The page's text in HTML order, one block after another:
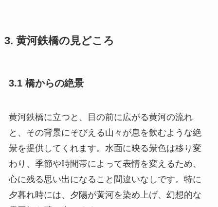
3. 黄河鉄橋の見どころ
3.1 橋からの絶景
黄河鉄橋に立つと、目の前に広がる黄河の流れ
と、その背景にそびえる山々が息を飲むような絶
景を提供してくれます。水面に映る景色は移り変
わり、季節や時間帯によって表情を変えるため、
心に残る思い出になること間違いなしです。特に
夕暮れ時には、夕陽が黄河を染め上げ、幻想的な